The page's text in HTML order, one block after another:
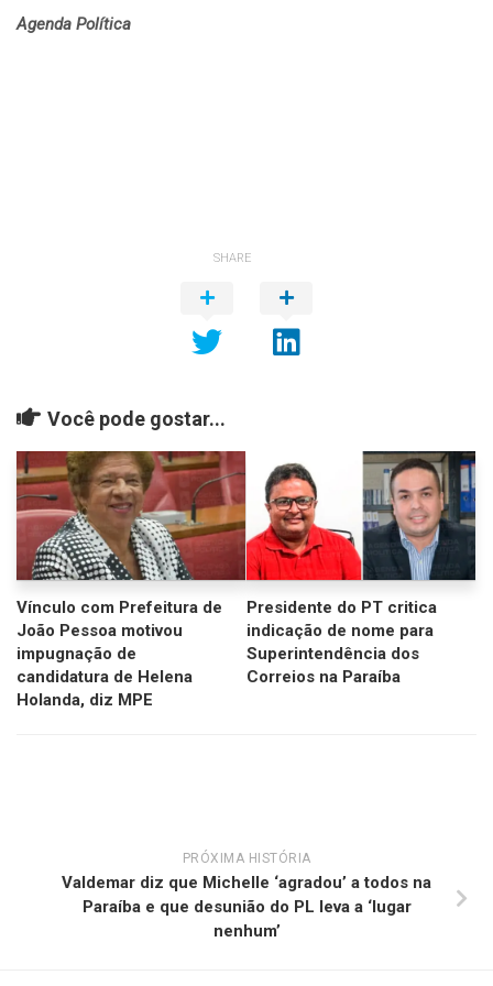
Agenda Política
SHARE
Você pode gostar...
Vínculo com Prefeitura de
João Pessoa motivou
impugnação de
candidatura de Helena
Holanda, diz MPE
Presidente do PT critica
indicação de nome para
Superintendência dos
Correios na Paraíba
PRÓXIMA HISTÓRIA
Valdemar diz que Michelle ‘agradou’ a todos na
Paraíba e que desunião do PL leva a ‘lugar
nenhum’